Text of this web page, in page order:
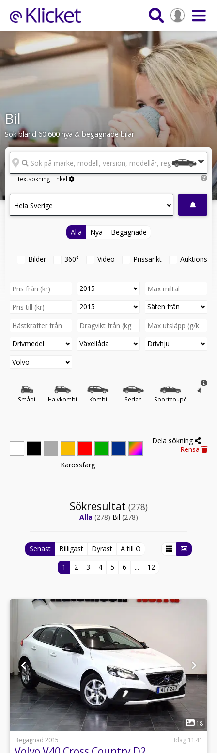
Bil
Sök bland 60 600 nya & begagnade bilar
Sök på märke, modell, version, modellår, reg.nr
Fritextsökning: Enkel
Hela Sverige
Alla Nya Begagnade
Bilder 360° Video Prissänkt
2015
2015
Säten från
Drivmedel Växellåda
Drivhjul
Volvo
Småbil Halvkombi Kombi Sedan Sportcoupé
Karossfärg
Dela sökning
Rensa
Sökresultat (278)
Alla (278) Bil (278)
Senast Billigast Dyrast
A till Ö
1
2 3 4 5 6 ... 12
1
18
Begagnad 2015
Idag 11:41